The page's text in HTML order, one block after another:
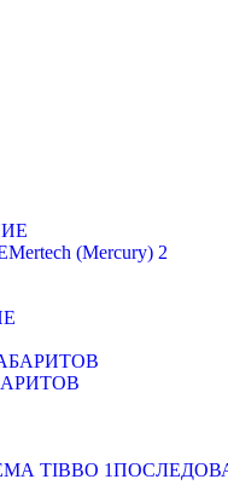
Mertech (Mercury) 2
TIBBO 1